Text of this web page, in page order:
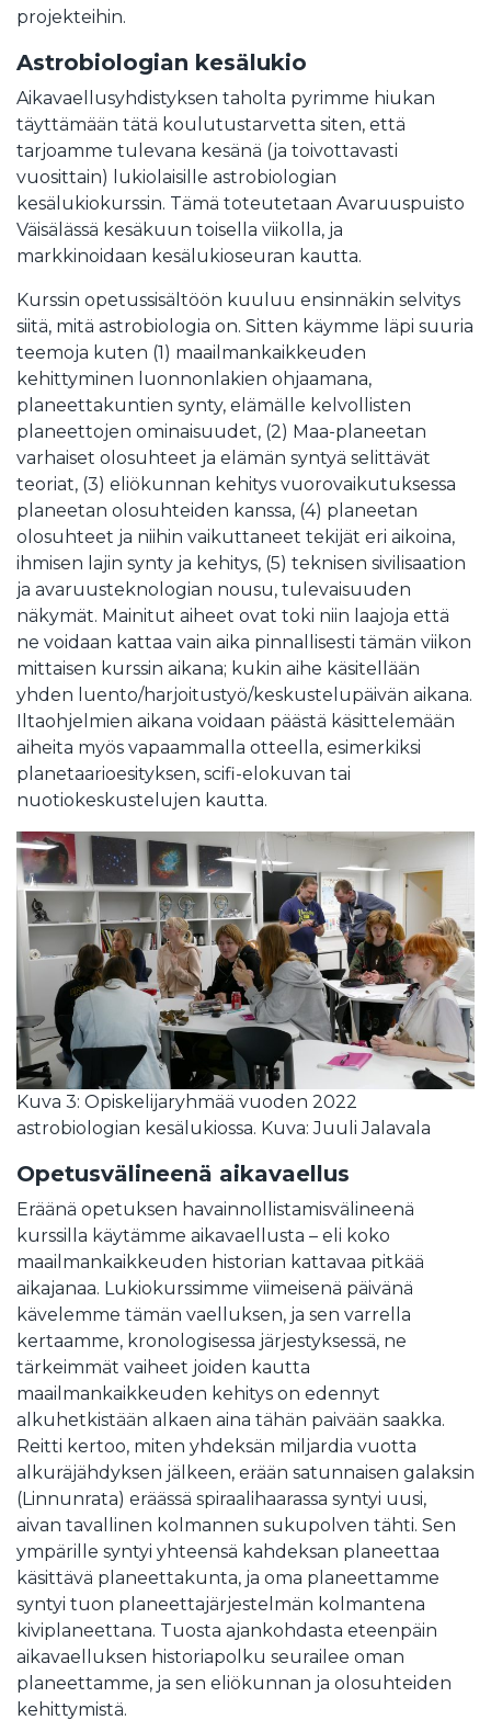
projekteihin.
Astrobiologian kesälukio
Aikavaellusyhdistyksen taholta pyrimme hiukan
täyttämään tätä koulutustarvetta siten, että
tarjoamme tulevana kesänä (ja toivottavasti
vuosittain) lukiolaisille astrobiologian
kesälukiokurssin. Tämä toteutetaan Avaruuspuisto
Väisälässä kesäkuun toisella viikolla, ja
markkinoidaan kesälukioseuran kautta.
Kurssin opetussisältöön kuuluu ensinnäkin selvitys
siitä, mitä astrobiologia on. Sitten käymme läpi suuria
teemoja kuten (1) maailmankaikkeuden
kehittyminen luonnonlakien ohjaamana,
planeettakuntien synty, elämälle kelvollisten
planeettojen ominaisuudet, (2) Maa-planeetan
varhaiset olosuhteet ja elämän syntyä selittävät
teoriat, (3) eliökunnan kehitys vuorovaikutuksessa
planeetan olosuhteiden kanssa, (4) planeetan
olosuhteet ja niihin vaikuttaneet tekijät eri aikoina,
ihmisen lajin synty ja kehitys, (5) teknisen sivilisaation
ja avaruusteknologian nousu, tulevaisuuden
näkymät. Mainitut aiheet ovat toki niin laajoja että
ne voidaan kattaa vain aika pinnallisesti tämän viikon
mittaisen kurssin aikana; kukin aihe käsitellään
yhden luento/harjoitustyö/keskustelupäivän aikana.
Iltaohjelmien aikana voidaan päästä käsittelemään
aiheita myös vapaammalla otteella, esimerkiksi
planetaarioesityksen, scifi-elokuvan tai
nuotiokeskustelujen kautta.
Kuva 3: Opiskelijaryhmää vuoden 2022
astrobiologian kesälukiossa. Kuva: Juuli Jalavala
Opetusvälineenä aikavaellus
Eräänä opetuksen havainnollistamisvälineenä
kurssilla käytämme aikavaellusta – eli koko
maailmankaikkeuden historian kattavaa pitkää
aikajanaa. Lukiokurssimme viimeisenä päivänä
kävelemme tämän vaelluksen, ja sen varrella
kertaamme, kronologisessa järjestyksessä, ne
tärkeimmät vaiheet joiden kautta
maailmankaikkeuden kehitys on edennyt
alkuhetkistään alkaen aina tähän paivään saakka.
Reitti kertoo, miten yhdeksän miljardia vuotta
alkuräjähdyksen jälkeen, erään satunnaisen galaksin
(Linnunrata) eräässä spiraalihaarassa syntyi uusi,
aivan tavallinen kolmannen sukupolven tähti. Sen
ympärille syntyi yhteensä kahdeksan planeettaa
käsittävä planeettakunta, ja oma planeettamme
syntyi tuon planeettajärjestelmän kolmantena
kiviplaneettana. Tuosta ajankohdasta eteenpäin
aikavaelluksen historiapolku seurailee oman
planeettamme, ja sen eliökunnan ja olosuhteiden
kehittymistä.